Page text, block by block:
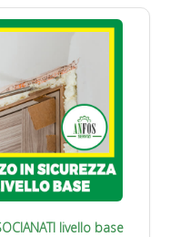
livello base